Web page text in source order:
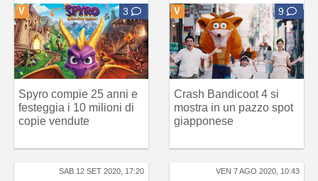
V 3
Spyro compie 25 anni e
festeggia i 10 milioni di
copie vendute
V 9
Crash Bandicoot 4 si
mostra in un pazzo spot
giapponese
SAB 12 SET 2020, 17:20 VEN 7 AGO 2020, 10:43